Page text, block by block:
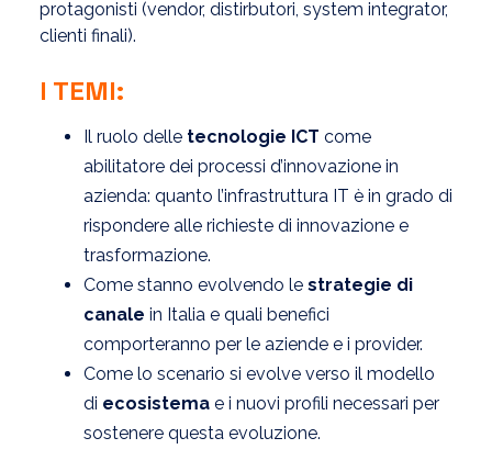
protagonisti (vendor, distirbutori, system integrator,
clienti finali).
I TEMI:
Il ruolo delle tecnologie ICT come
abilitatore dei processi d’innovazione in
azienda: quanto l’infrastruttura IT è in grado di
rispondere alle richieste di innovazione e
trasformazione.
Come stanno evolvendo le strategie di
canale in Italia e quali benefici
comporteranno per le aziende e i provider.
Come lo scenario si evolve verso il modello
di ecosistema e i nuovi profili necessari per
sostenere questa evoluzione.